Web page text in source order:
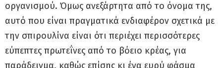
οργανισμού. Όμως ανεξάρτητα από το όνομα της,
αυτό που είναι πραγματικά ενδιαφέρον σχετικά με
την σπιρουλίνα είναι ότι περιέχει περισσότερες
εύπεπτες πρωτεΐνες από το βόειο κρέας, για
παράδειγμα, καθώς επίσης κι ένα ευρύ φάσμα